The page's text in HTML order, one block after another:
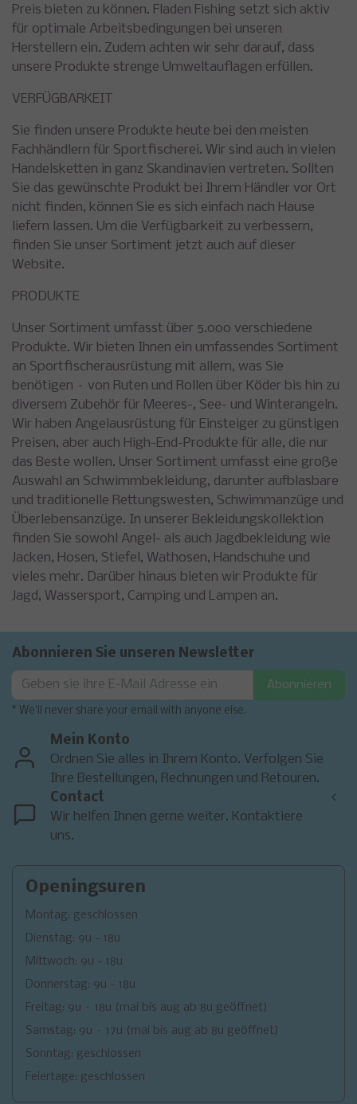
Preis bieten zu können. Fladen Fishing setzt sich aktiv
für optimale Arbeitsbedingungen bei unseren
Herstellern ein. Zudem achten wir sehr darauf, dass
unsere Produkte strenge Umweltauflagen erfüllen.
VERFÜGBARKEIT
Sie finden unsere Produkte heute bei den meisten
Fachhändlern für Sportfischerei. Wir sind auch in vielen
Handelsketten in ganz Skandinavien vertreten. Sollten
Sie das gewünschte Produkt bei Ihrem Händler vor Ort
nicht finden, können Sie es sich einfach nach Hause
liefern lassen. Um die Verfügbarkeit zu verbessern,
finden Sie unser Sortiment jetzt auch auf dieser
Website.
PRODUKTE
Unser Sortiment umfasst über 5.000 verschiedene
Produkte. Wir bieten Ihnen ein umfassendes Sortiment
an Sportfischerausrüstung mit allem, was Sie
benötigen – von Ruten und Rollen über Köder bis hin zu
diversem Zubehör für Meeres-, See- und Winterangeln.
Wir haben Angelausrüstung für Einsteiger zu günstigen
Preisen, aber auch High-End-Produkte für alle, die nur
das Beste wollen. Unser Sortiment umfasst eine große
Auswahl an Schwimmbekleidung, darunter aufblasbare
und traditionelle Rettungswesten, Schwimmanzüge und
Überlebensanzüge. In unserer Bekleidungskollektion
finden Sie sowohl Angel- als auch Jagdbekleidung wie
Jacken, Hosen, Stiefel, Wathosen, Handschuhe und
vieles mehr. Darüber hinaus bieten wir Produkte für
Jagd, Wassersport, Camping und Lampen an.
Abonnieren Sie unseren Newsletter
Abonnieren
* We'll never share your email with anyone else.
Mein Konto
Ordnen Sie alles in Ihrem Konto. Verfolgen Sie
Ihre Bestellungen, Rechnungen und Retouren.
Contact
Wir helfen Ihnen gerne weiter. Kontaktiere
uns.
<
Openingsuren
Montag: geschlossen
Dienstag: 9u - 18u
Mittwoch: 9u - 18u
Donnerstag: 9u - 18u
Freitag: 9u – 18u (mai bis aug ab 8u geöffnet)
Samstag: 9u – 17u (mai bis aug ab 8u geöffnet)
Sonntag: geschlossen
Feiertage: geschlossen